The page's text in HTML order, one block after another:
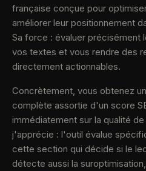
française conçue pour
améliorer leur positionnement
Sa force : évaluer précisément
vos textes et vous rendre des
directement actionnables.
Concrètement, vous obtenez
complète assortie d'un score
immédiatement sur la qualité
j'apprécie : l'outil évalue
cette section qui décide si le
détecte aussi la